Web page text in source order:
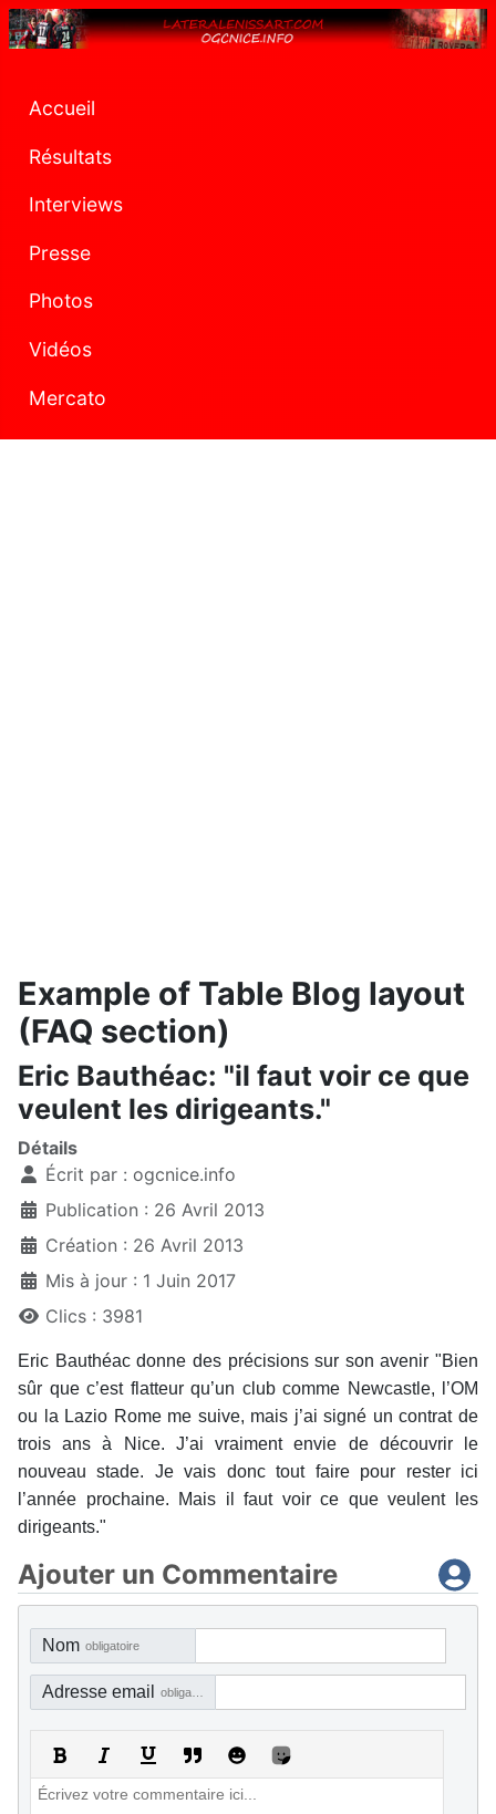
Accueil
Résultats
Interviews
Presse
Photos
Vidéos
Mercato
Example of Table Blog layout
(FAQ section)
Eric Bauthéac: "il faut voir ce que
veulent les dirigeants."
Détails
Écrit par : ogcnice.info
Publication : 26 Avril 2013
Création : 26 Avril 2013
Mis à jour : 1 Juin 2017
Clics : 3981
Eric Bauthéac donne des précisions sur son avenir "Bien
sûr que c’est flatteur qu’un club comme Newcastle, l’OM
ou la Lazio Rome me suive, mais j’ai signé un contrat de
trois ans à Nice. J’ai vraiment envie de découvrir le
nouveau stade. Je vais donc tout faire pour rester ici
l’année prochaine. Mais il faut voir ce que veulent les
dirigeants."
Ajouter un Commentaire
Nom obligatoire
Adresse email